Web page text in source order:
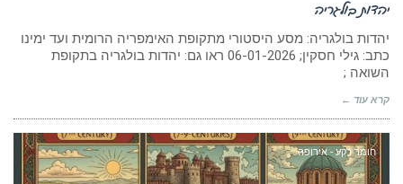
יהדות בולגריה
יהדות בולגריה: מסע היסטורי מתקופת האימפריה הרומית ועד ימינו
כתב: גילי חסקין; 06-01-2026 ראו גם: יהדות בולגריה בתקופת
השואה ;
קרא עוד ←
חומר רקע - אירופה